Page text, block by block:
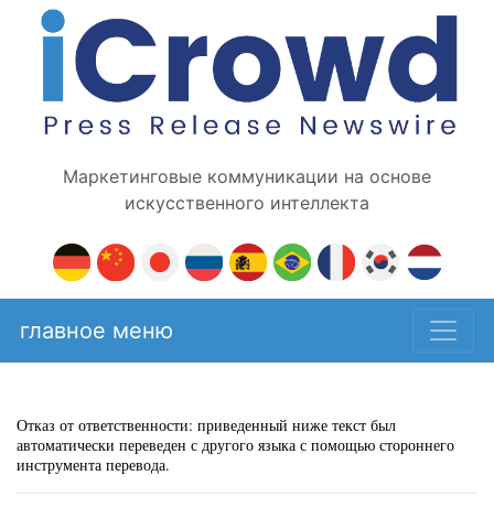
Маркетинговые коммуникации на основе
искусственного интеллекта
главное меню
Отказ от ответственности: приведенный ниже текст был
автоматически переведен с другого языка с помощью стороннего
инструмента перевода.